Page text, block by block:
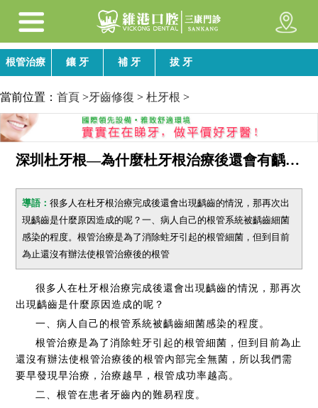
根管治療 鑲 牙 補 牙 拔 牙
當前位置： 首頁 >牙齒修復 > 杜牙根 >
深圳杜牙根—為什麼杜牙根治療後還會有齲齒？
導語：很多人在杜牙根治療完成後還會出現齲齒的情況，那再次出
現齲齒是什麼原因造成的呢？一、病人自己的根管系統被齲齒細菌
感染的程度。根管治療是為了消除蛀牙引起的根管細菌，但到目前
為止還沒有辦法使根管治療後的根管
很多人在杜牙根治療完成後還會出現齲齒的情況，那再次
出現齲齒是什麼原因造成的呢？
一、病人自己的根管系統被齲齒細菌感染的程度。
根管治療是為了消除蛀牙引起的根管細菌，但到目前為止
還沒有辦法使根管治療後的根管內部完全無菌，所以我們需
要早發現早治療，治療越早，根管成功率越高。
二、根管在患者牙齒內的難易程度。